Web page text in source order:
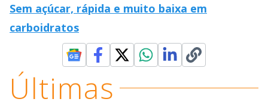
Sem açúcar, rápida e muito baixa em
carboidratos
Últimas